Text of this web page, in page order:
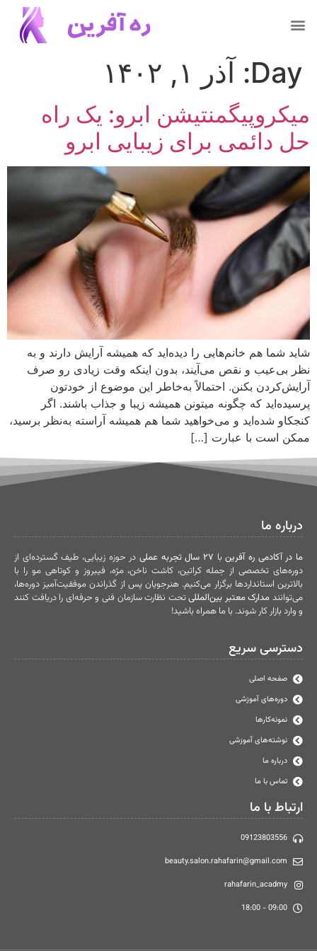
Day: آذر ۱, ۱۴۰۲
میکروپیگمنتیشن ابرو: یک راه
حل دائمی برای زیبایی ابرو
شاید شما هم خانم‌هایی را دیده‌اید که همیشه آرایش دارند و به
نظر بی‌عیب و نقص می‌آیند، بدون اینکه وقت زیادی رو صرف
آرایش‌کردن بکنن. احتمالاً به‌خاطر این موضوع از خودتون
پرسیده‌اید که چگونه میتونن همیشه زیبا و جذاب باشند. اگر
کنجکاو شده‌اید و می‌خواهید شما هم همیشه آراسته به‌نظر برسید،
ممکن است با عبارت […]
درباره ما
ما در آکادمی ره آفرینبا ۲۷ سال تجربه عملی
در حوزه زیبایی، طیف گسترده‌ای از
دوره‌های تخصصی از جمله کراتین، کاشت ناخن، مژه، فیبروز و کوتاهی مو را با
بالاترین استانداردها برگزار می‌کنیم. هنرجویان پس از گذراندن موفقیت‌آمیز دوره‌ها،
می‌توانند مدارک معتبر بین‌المللیتحت نظارت سازمان فنی و حرفه‌ای را دریافت کنند
و وارد بازار کار شوند. با ما همراه باشید!
دسترسی سریع
صفحه اصلی
دوره‌های آموزشی
نمونه‌کارها
نوشته‌های آموزشی
درباره ما
تماس با ما
ارتباط با ما
09123803556
beauty.salon.rahafarin@gmail.com
rahafarin_acadmy
09:00 - 18:00